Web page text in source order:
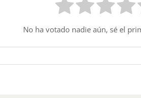
No ha votado nadie aún, sé el